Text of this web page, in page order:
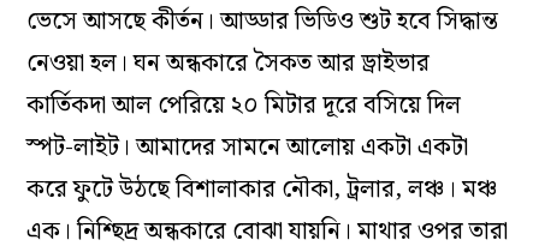
ভেসে আসছে কীর্তন। আড্ডার ভিডিও শুট হবে সিদ্ধান্ত
নেওয়া হল। ঘন অন্ধকারে সৈকত আর ড্রাইভার
কার্তিকদা আল পেরিয়ে ২০ মিটার দূরে বসিয়ে দিল
স্পট-লাইট। আমাদের সামনে আলোয় একটা একটা
করে ফুটে উঠছে বিশালাকার নৌকা, ট্রলার, লঞ্চ। মঞ্চ
এক। নিশ্ছিদ্র অন্ধকারে বোঝা যায়নি। মাথার ওপর তারা